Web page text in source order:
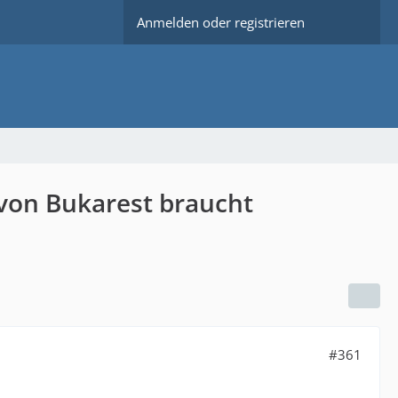
Anmelden oder registrieren
Bukarest braucht
#361